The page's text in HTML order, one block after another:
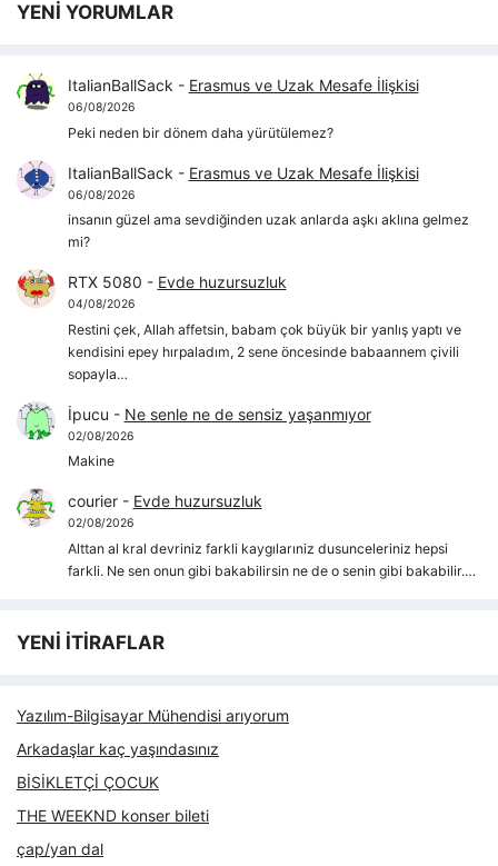
YENİ YORUMLAR
ItalianBallSack - Erasmus ve Uzak Mesafe İlişkisi
06/08/2026
Peki neden bir dönem daha yürütülemez?
ItalianBallSack - Erasmus ve Uzak Mesafe İlişkisi
06/08/2026
insanın güzel ama sevdiğinden uzak anlarda aşkı aklına gelmez
mi?
RTX 5080 - Evde huzursuzluk
04/08/2026
Restini çek, Allah affetsin, babam çok büyük bir yanlış yaptı ve
kendisini epey hırpaladım, 2 sene öncesinde babaannem çivili
sopayla…
İpucu - Ne senle ne de sensiz yaşanmıyor
02/08/2026
Makine
courier- Evde huzursuzluk
02/08/2026
Alttan al kral devriniz farkli kaygılarıniz dusunceleriniz hepsi
farkli. Ne sen onun gibi bakabilirsin ne de o senin gibi bakabilir.…
YENİ İTİRAFLAR
Yazılım-Bilgisayar Mühendisi arıyorum
Arkadaşlar kaç yaşındasınız
BİSİKLETÇİ ÇOCUK
THE WEEKND konser bileti
çap/yan dal